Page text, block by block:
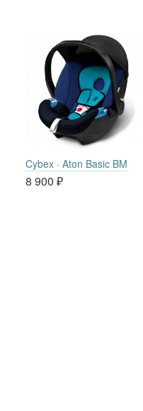
Cybex · Aton Basic BM
8 900 ₽